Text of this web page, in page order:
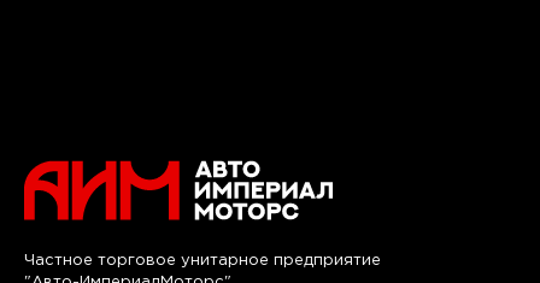
Частное торговое унитарное предприятие